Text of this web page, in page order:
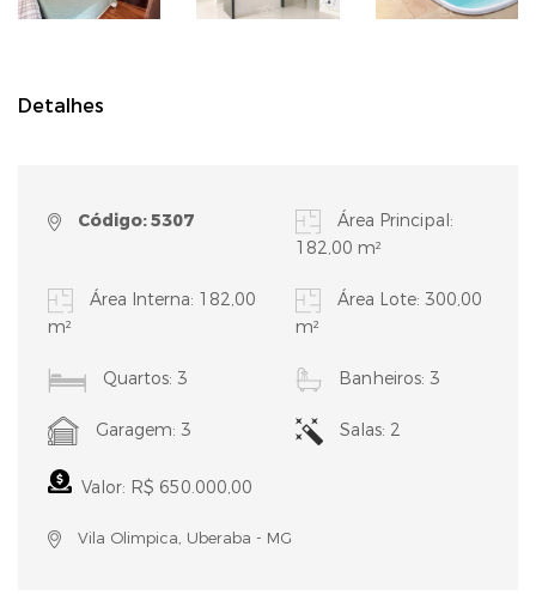
Detalhes
Código: 5307
Área Principal:
182,00 m²
Área Interna: 182,00
m²
Área Lote: 300,00
m²
Quartos: 3 Banheiros: 3
Garagem: 3 Salas: 2
Valor: R$ 650.000,00
Vila Olimpica, Uberaba - MG